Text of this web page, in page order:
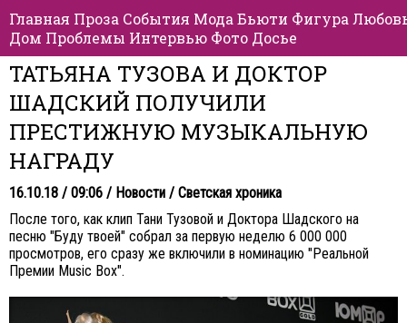
Главная Проза События Мода Бьюти Фигура
Дом Проблемы Интервью Фото Досье
ТАТЬЯНА ТУЗОВА И ДОКТОР
ШАДСКИЙ ПОЛУЧИЛИ
ПРЕСТИЖНУЮ МУЗЫКАЛЬНУЮ
НАГРАДУ
16.10.18 / 09:06 / Новости / Светская хроника
После того, как клип Тани Тузовой и Доктора Шадского на
песню "Буду твоей" собрал за первую неделю 6 000 000
просмотров, его сразу же включили в номинацию "Реальной
Премии Music Box".